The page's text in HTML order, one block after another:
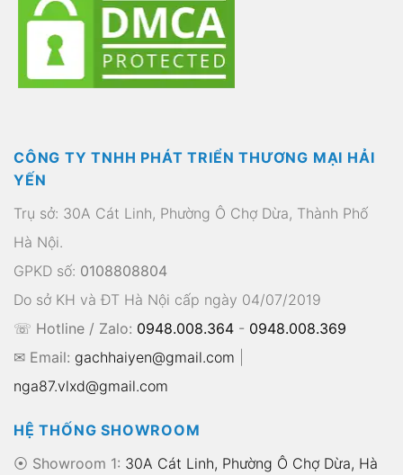
CÔNG TY TNHH PHÁT TRIỂN THƯƠNG MẠI HẢI
YẾN
Trụ sở: 30A Cát Linh, Phường Ô Chợ Dừa, Thành Phố
Hà Nội.
GPKD số: 0108808804
Do sở KH và ĐT Hà Nội cấp ngày 04/07/2019
☏ Hotline / Zalo: 0948.008.364 - 0948.008.369
✉ Email: gachhaiyen@gmail.com
nga87.vlxd@gmail.com
HỆ THỐNG SHOWROOM
⦿ Showroom 1: 30A Cát Linh, Phường Ô Chợ Dừa, Hà